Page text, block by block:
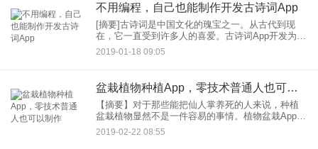
不用编程，自己也能制作开发古诗词App
[摘要]古诗词是中国文化的瑰宝之一。从古代到现
在，它一直受到许多人的喜爱。古诗词App开发为用
户提供了大量的古诗、诗人背景等内容，用户可以
通过平台学习古诗。古诗词是中国文化的瑰宝之
2019-01-18 09:05
盆栽植物种植App，零技术普通人也可以制作
【摘要】对于那些能把仙人掌养死的人来说，种植
盆栽植物显然不是一件容易的事情。植物盆栽App应
用程序开发，可以让大家学习更多的种植技巧，分
享种植经验等。对于那些能把仙人掌养死的人来
2019-02-22 08:55